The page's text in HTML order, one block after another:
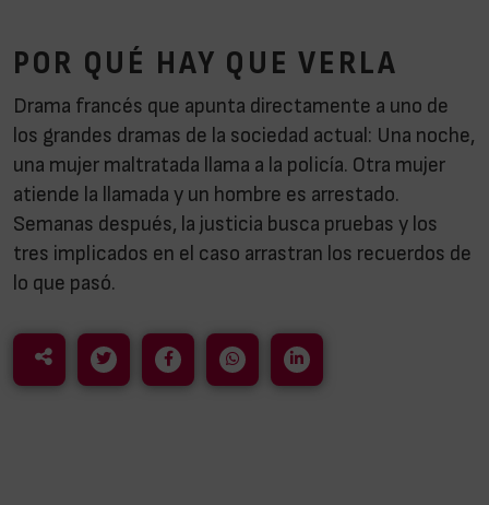
POR QUÉ HAY QUE VERLA
Drama francés que apunta directamente a uno de
los grandes dramas de la sociedad actual: Una noche,
una mujer maltratada llama a la policía. Otra mujer
atiende la llamada y un hombre es arrestado.
Semanas después, la justicia busca pruebas y los
tres implicados en el caso arrastran los recuerdos de
lo que pasó.